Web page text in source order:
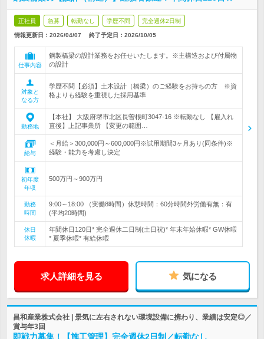
正社員 急募 転勤なし 学歴不問 完全週休2日制
情報更新日：2026/04/07 終了予定日： 2026/10/05
仕事内容
鋼製橋梁の設計業務をお任せいたします。※主構造および付属物
の設計
対象と
なる方
学歴不問【必須】土木設計（橋梁）のご経験をお持ちの方 ※資
格よりも経験を重視した採用基準
勤務地
【本社】 大阪府堺市北区長曽根町3047-16 ※転勤なし 【雇入れ
直後】上記事業所 【変更の範囲…
給与
＜月給＞300,000円～600,000円※試用期間3ヶ月あり(同条件)※
経験・能力を考慮し決定
初年度
年収
500万円～900万円
勤務
時間
9:00～18:00 （実働8時間）休憩時間：60分時間外労働有無：有
(平均20時間)
休日
休暇
年間休日120日* 完全週休二日制(土日祝)* 年末年始休暇* GW休暇
* 夏季休暇* 有給休暇
求人詳細を見る 気になる
昌和産業株式会社 | 景気に左右されない環境設備に携わり、業績は安定◎／
賞与年3回
即戦力募集！【施工管理】完全週休2日制／転勤なし